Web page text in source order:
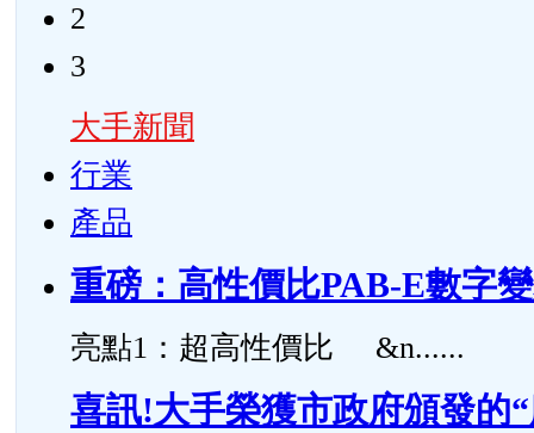
2
3
大手新聞
行業
產品
重磅：高性價比PAB-E數字
亮點1：超高性價比 &n......
喜訊!大手榮獲市政府頒發的